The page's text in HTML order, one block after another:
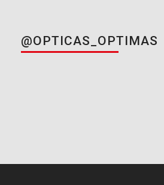
@OPTICAS_OPTIMAS